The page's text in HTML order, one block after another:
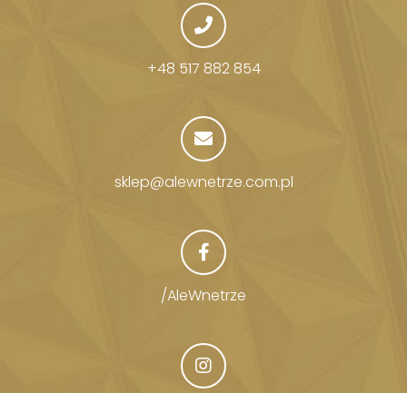
+48 517 882 854
sklep@alewnetrze.com.pl
/AleWnetrze